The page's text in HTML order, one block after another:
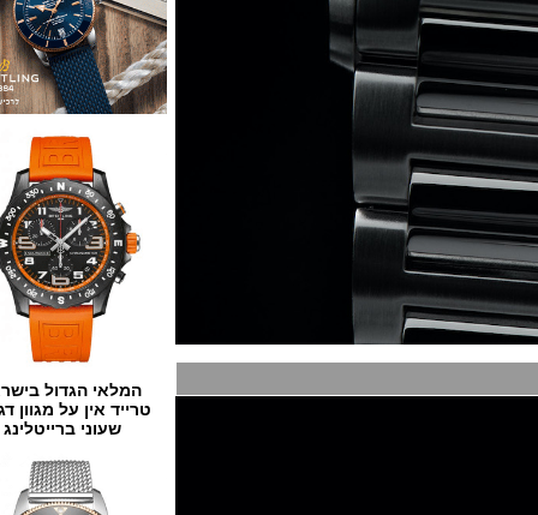
המלאי הגדול בישראל
טרייד אין על מגוון דגמים
שעוני ברייטלינג